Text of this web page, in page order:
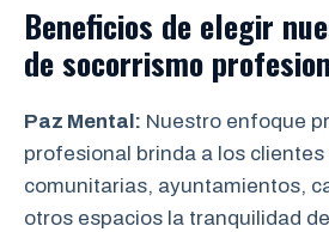
Beneficios de elegir
de socorrismo
Paz Mental: Nuestro enfoque
profesional brinda a los
comunitarias, ayuntamientos,
otros espacios la tranquilidad